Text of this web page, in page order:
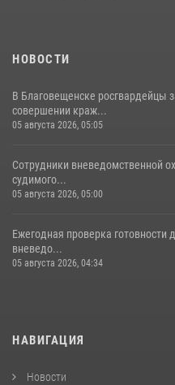
НОВОСТИ
В Благовещенске росгвардейцы
совершении краж...
05 августа 2026, 05:05
Сотрудники вневедомственной
судимого...
05 августа 2026, 05:00
Ежегодная проверка готовности
вневедо...
05 августа 2026, 04:34
НАВИГАЦИЯ
Новости